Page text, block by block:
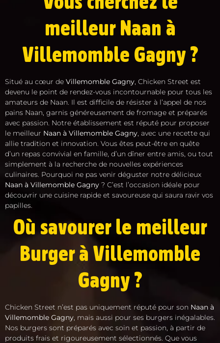
meilleur Naan à
Villemomble Gagny ?
Situé au cœur de Villemomble Gagny , Chicken Street est
devenu le point de rendez-vous incontournable pour tous les
amateurs de Naan. Il est difficile de résister à l’appel de nos
pains Naan, garnis généreusement de fromage et préparés
avec passion. Notre établissement est réputé pour proposer
le meilleur Naan à Villemomble Gagny , avec une recette qui
allie tradition et innovation. Vous êtes peut-être en quête
d’un repas convivial en famille, d’un dîner entre amis, ou tout
simplement à la recherche de nouvelles expériences
culinaires. Pourquoi ne pas venir déguster notre délicieux
Naan à Villemomble Gagny ? C’est l’occasion idéale pour
découvrir une cuisine rapide et savoureuse qui saura ravir vos
papilles.
Où savourer le meilleur
Burger à Villemomble
Gagny ?
Chicken Street n’est pas uniquement réputé pour son Naan à
Villemomble Gagny , mais aussi pour ses burgers inégalables.
Nos burgers sont préparés avec soin et passion, à partir de
produits frais et rigoureusement sélectionnés. Que vous